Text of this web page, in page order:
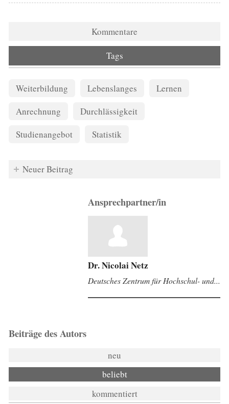
Kommentare
Tags
Weiterbildung Lebenslanges
Lernen
Anrechnung
Durchlässigkeit
Studienangebot
Statistik
Neuer Beitrag
Ansprechpartner/in
Dr. Nicolai Netz
Deutsches Zentrum für Hochschul- und...
Beiträge des Autors
neu
beliebt
kommentiert